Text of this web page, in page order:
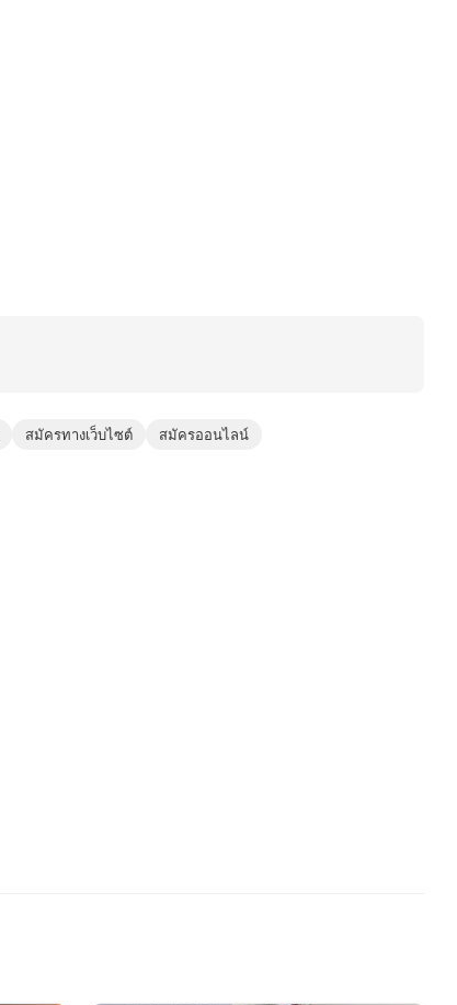
สมัครทางเว็บไซต์ สมัครออนไลน์